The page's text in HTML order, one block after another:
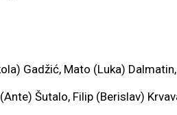
Gadžić, Mato (Luka)
Šutalo, Filip (Berislav)